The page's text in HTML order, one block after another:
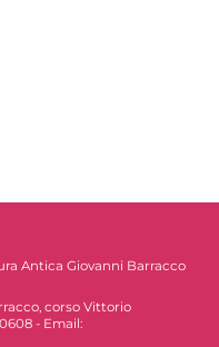
Antica Giovanni Barracco
corso Vittorio
- Email: